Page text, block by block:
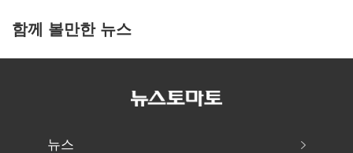
함께 볼만한 뉴스
뉴스